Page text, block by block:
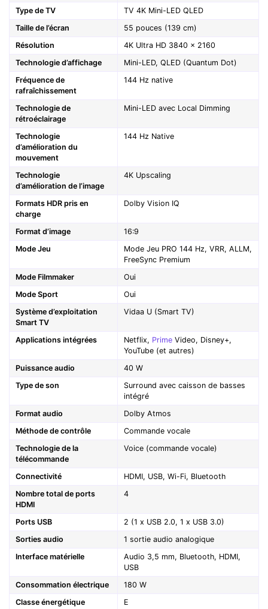
Type de TV
TV 4K Mini-LED QLED
Taille de l’écran
55 pouces (139 cm)
Résolution
4K Ultra HD 3840 × 2160
Technologie d’affichage
Mini-LED, QLED (Quantum Dot)
Fréquence de
rafraîchissement
144 Hz native
Technologie de
rétroéclairage
Mini-LED avec Local Dimming
Technologie
d’amélioration du
mouvement
144 Hz Native
Technologie
d’amélioration de l’image
4K Upscaling
Formats HDR pris en
charge
Dolby Vision IQ
Format d’image
16:9
Mode Jeu
Mode Jeu PRO 144 Hz, VRR, ALLM,
FreeSync Premium
Mode Filmmaker
Oui
Mode Sport
Oui
Système d’exploitation
Smart TV
Vidaa U (Smart TV)
Applications intégrées Netflix, Prime Video, Disney+,
YouTube (et autres)
Puissance audio
40 W
Type de son
Surround avec caisson de basses
intégré
Format audio
Dolby Atmos
Méthode de contrôle
Commande vocale
Technologie de la
télécommande
Voice (commande vocale)
Connectivité
HDMI, USB, Wi-Fi, Bluetooth
Nombre total de ports
HDMI
4
Ports USB
2 (1 x USB 2.0, 1 x USB 3.0)
Sorties audio
1 sortie audio analogique
Interface matérielle
Audio 3,5 mm, Bluetooth, HDMI,
USB
Consommation électrique
180 W
Classe énergétique
E